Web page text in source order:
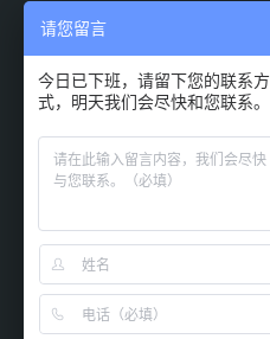
医药冷库
物流冷库
食品冷库
果蔬冷库
请您留言
今日已下班，请留下您的联系方
式，明天我们会尽快和您联系。